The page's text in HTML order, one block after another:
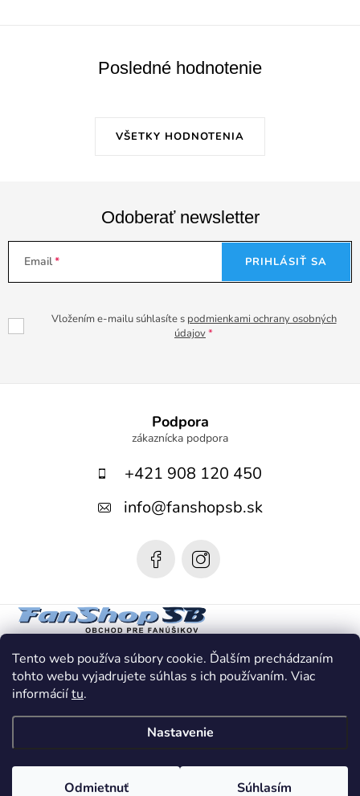
Tento web používa súbory cookie. Ďalším prechádzaním
tohto webu vyjadrujete súhlas s ich používaním. Viac
informáciítu.
Nastavenie
Odmietnuť Súhlasím
Posledné hodnotenie
VŠETKY HODNOTENIA
Odoberať newsletter
Email
Vložením e-mailu súhlasíte s podmienkami ochrany osobných
údajov
PRIHLÁSIŤ SA
Podpora
+421 908 120 450
info@fanshopsb.sk
Copyright 2026Fanshop SB. Všetky práva vyhradené.